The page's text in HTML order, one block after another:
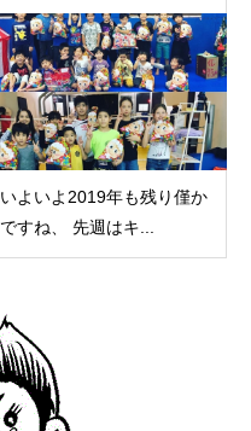
いよいよ2019年も残り僅か
ですね、 先週はキ...